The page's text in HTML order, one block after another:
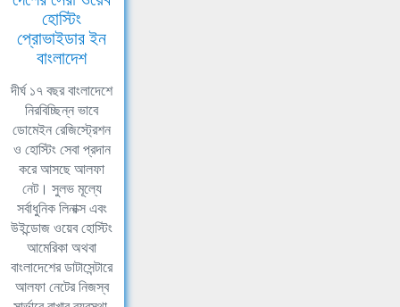
হোস্টিং
প্রোভাইডার ইন
বাংলাদেশ
দীর্ঘ ১৭ বছর বাংলাদেশে
নিরবিচ্ছিন্ন ভাবে
ডোমেইন রেজিস্ট্রেশন
ও হোস্টিং সেবা প্রদান
করে আসছে আলফা
নেট। সুলভ মূল্যে
সর্বাধুনিক লিনাক্স এবং
উইন্ডোজ ওয়েব হোস্টিং
আমেরিকা অথবা
বাংলাদেশের ডাটাসেন্টারে
আলফা নেটের নিজস্ব